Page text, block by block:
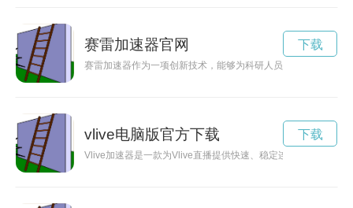
赛雷加速器官网
赛雷加速器作为一项创新技术，能够为科研人员在探索未知领
下载
vlive电脑版官方下载
Vlive加速器是一款为Vlive直播提供快速、稳定连线的工具，让
下载